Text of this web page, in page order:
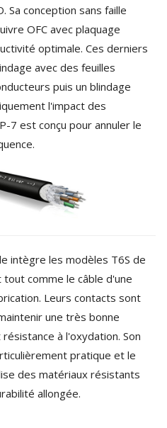
Sa conception sans faille
OFC avec plaquage
optimale. Ces derniers
avec des feuilles
puis un blindage
l'impact des
7 est conçu pour annuler le
intègre les modèles T6S de
comme le câble d'une
Leurs contacts sont
une très bonne
à l'oxydation. Son
pratique et le
des matériaux résistants
allongée.